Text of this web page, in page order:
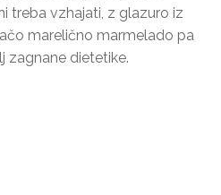
treba vzhajati, z glazuro iz
marelično marmelado pa
zagnane dietetike.